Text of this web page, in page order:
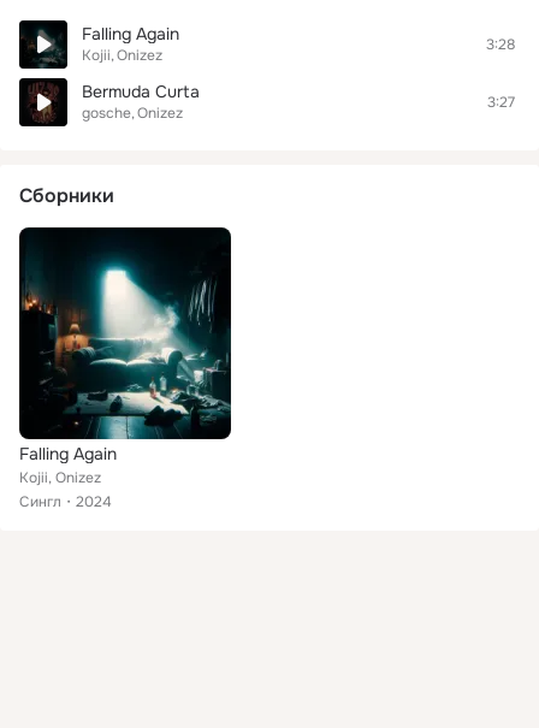
Falling Again
Kojii Onizez
3:28
Bermuda Curta
gosche Onizez
3:27
Сборники
Falling Again
Kojii, Onizez
Сингл
2024